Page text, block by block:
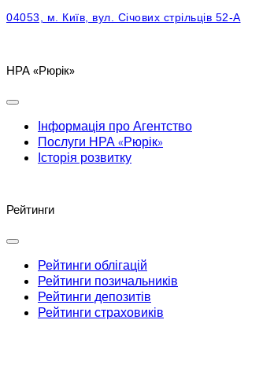
04053, м. Київ, вул. Січових стрільців 52-А
НРА «Рюрік»
Інформація про Агентство
Послуги НРА «Рюрік»
Історія розвитку
Рейтинги
Рейтинги облігацій
Рейтинги позичальників
Рейтинги депозитів
Рейтинги страховиків